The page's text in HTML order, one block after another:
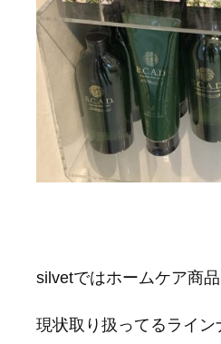
silvetではホームケア商
現状取り扱ってるライン